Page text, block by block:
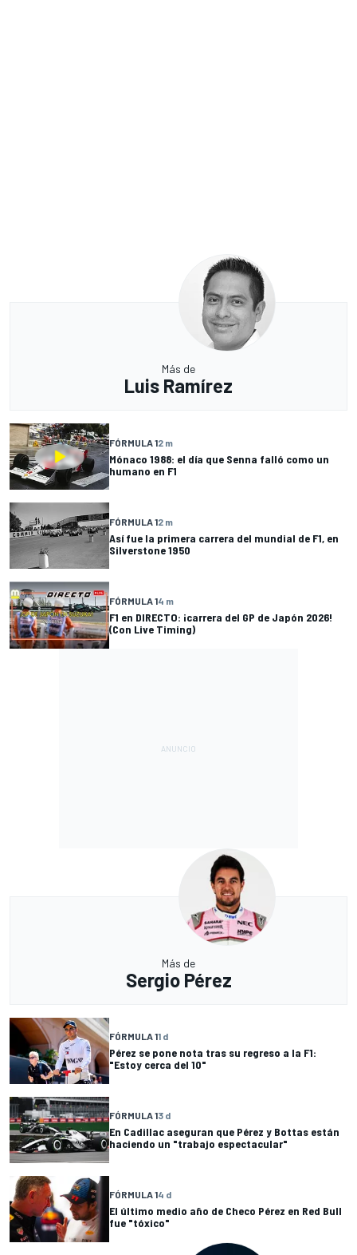
Más de
Luis Ramírez
FÓRMULA 12 m
Mónaco 1988: el día que Senna falló como un
humano en F1
FÓRMULA 12 m
Así fue la primera carrera del mundial de F1, en
Silverstone 1950
FÓRMULA 14 m
F1 en DIRECTO: ¡carrera del GP de Japón 2026!
(Con Live Timing)
Más de
Sergio Pérez
FÓRMULA 11 d
Pérez se pone nota tras su regreso a la F1:
"Estoy cerca del 10"
FÓRMULA 13 d
En Cadillac aseguran que Pérez y Bottas están
haciendo un "trabajo espectacular"
FÓRMULA 14 d
El último medio año de Checo Pérez en Red Bull
fue "tóxico"